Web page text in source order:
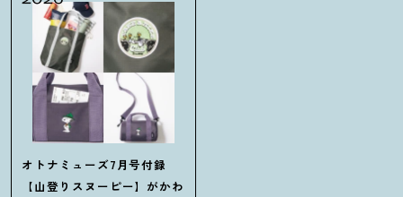
オトナミューズ7月号付録
【山登りスヌーピー】がかわ